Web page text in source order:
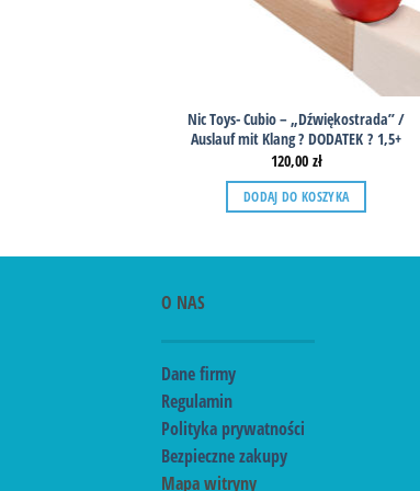
Nic Toys- Cubio – „Dźwiękostrada” /
Auslauf mit Klang ? DODATEK ? 1,5+
120,00 zł
DODAJ DO KOSZYKA
O NAS
Dane firmy
Regulamin
Polityka prywatności
Bezpieczne zakupy
Mapa witryny